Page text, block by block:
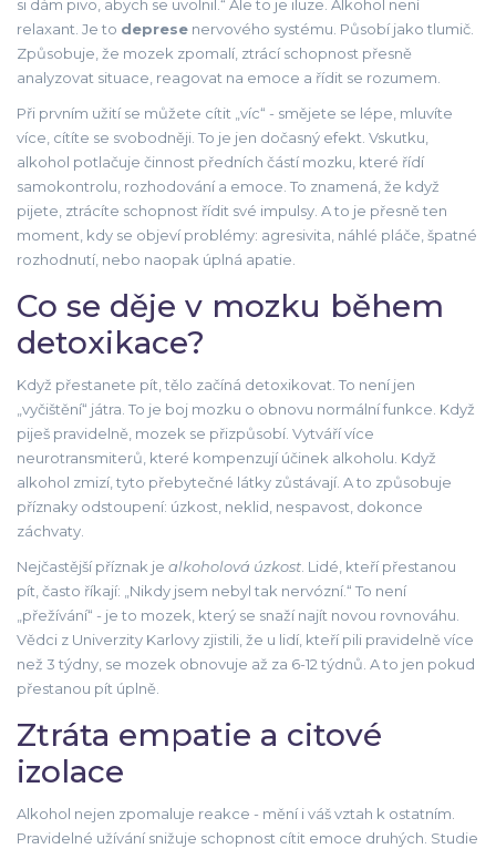
si dám pivo, abych se uvolnil.“ Ale to je iluze. Alkohol není
relaxant. Je to deprese nervového systému. Působí jako tlumič.
Způsobuje, že mozek zpomalí, ztrácí schopnost přesně
analyzovat situace, reagovat na emoce a řídit se rozumem.
Při prvním užití se můžete cítit „víc“ - smějete se lépe, mluvíte
více, cítíte se svobodněji. To je jen dočasný efekt. Vskutku,
alkohol potlačuje činnost předních částí mozku, které řídí
samokontrolu, rozhodování a emoce. To znamená, že když
pijete, ztrácíte schopnost řídit své impulsy. A to je přesně ten
moment, kdy se objeví problémy: agresivita, náhlé pláče, špatné
rozhodnutí, nebo naopak úplná apatie.
Co se děje v mozku během
detoxikace?
Když přestanete pít, tělo začíná detoxikovat. To není jen
„vyčištění“ játra. To je boj mozku o obnovu normální funkce. Když
piješ pravidelně, mozek se přizpůsobí. Vytváří více
neurotransmiterů, které kompenzují účinek alkoholu. Když
alkohol zmizí, tyto přebytečné látky zůstávají. A to způsobuje
příznaky odstoupení: úzkost, neklid, nespavost, dokonce
záchvaty.
Nejčastější příznak je alkoholová úzkost . Lidé, kteří přestanou
pít, často říkají: „Nikdy jsem nebyl tak nervózní.“ To není
„přežívání“ - je to mozek, který se snaží najít novou rovnováhu.
Vědci z Univerzity Karlovy zjistili, že u lidí, kteří pili pravidelně více
než 3 týdny, se mozek obnovuje až za 6-12 týdnů. A to jen pokud
přestanou pít úplně.
Ztráta empatie a citové
izolace
Alkohol nejen zpomaluje reakce - mění i váš vztah k ostatním.
Pravidelné užívání snižuje schopnost cítit emoce druhých. Studie